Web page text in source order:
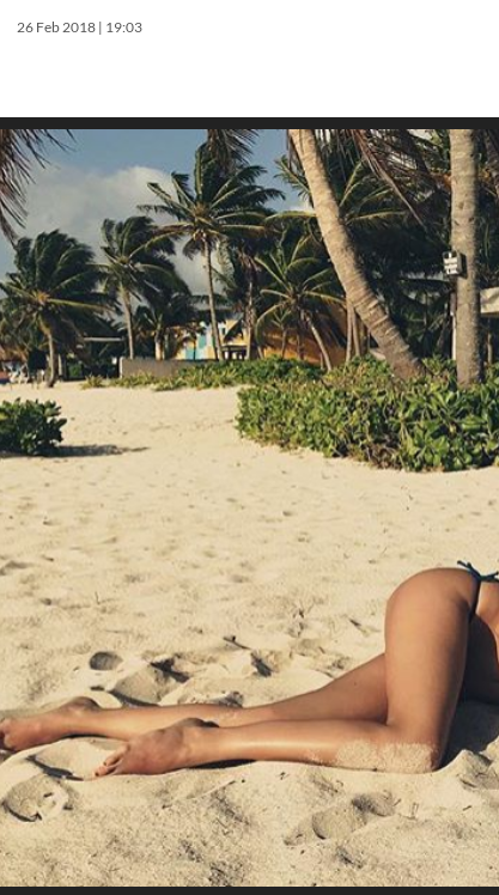
26 Feb 2018 | 19:03